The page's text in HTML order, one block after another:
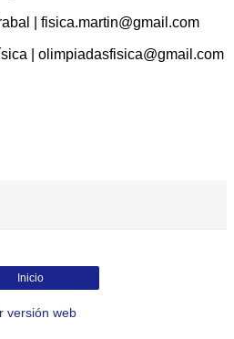
| fisica.martin@gmail.com
| olimpiadasfisica@gmail.com
Inicio
versión web